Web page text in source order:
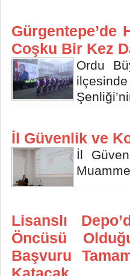
Gürgentepe’de
Coşku Bir Kez
Ordu
İl Güvenlik ve
İl
Lisanslı
Öncüsü
Başvuru